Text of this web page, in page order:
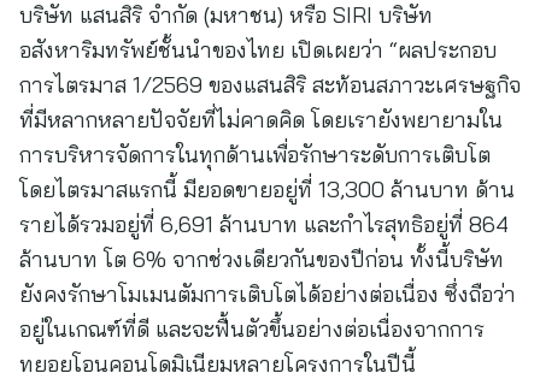
บริษัท แสนสิริ จำกัด (มหาชน) หรือ SIRI บริษัท
อสังหาริมทรัพย์ชั้นนำของไทย เปิดเผยว่า “ผลประกอบ
การไตรมาส 1/2569 ของแสนสิริ สะท้อนสภาวะเศรษฐกิจ
ที่มีหลากหลายปัจจัยที่ไม่คาดคิด โดยเรายังพยายามใน
การบริหารจัดการในทุกด้านเพื่อรักษาระดับการเติบโต
โดยไตรมาสแรกนี้ มียอดขายอยู่ที่ 13,300 ล้านบาท ด้าน
รายได้รวมอยู่ที่ 6,691 ล้านบาท และกำไรสุทธิอยู่ที่ 864
ล้านบาท โต 6% จากช่วงเดียวกันของปีก่อน ทั้งนี้บริษัท
ยังคงรักษาโมเมนตัมการเติบโตได้อย่างต่อเนื่อง ซึ่งถือว่า
อยู่ในเกณฑ์ที่ดี และจะฟื้นตัวขึ้นอย่างต่อเนื่องจากการ
ทยอยโอนคอนโดมิเนียมหลายโครงการในปีนี้